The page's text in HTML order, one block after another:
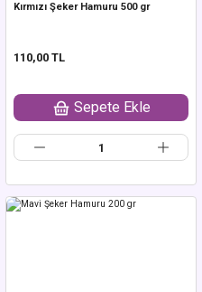
Kırmızı Şeker Hamuru 500 gr
110,00 TL
Sepete Ekle